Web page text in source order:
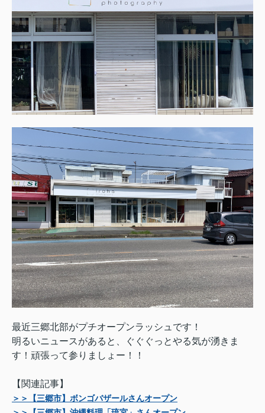
最近三郷北部がプチオープンラッシュです！
明るいニュースがあると、ぐぐぐっとやる気が湧きま
す！頑張って参りましょー！！
【関連記事】
＞＞【三郷市】ボンゴバザールさんオープン